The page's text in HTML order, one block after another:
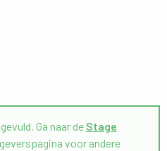
Ga naar de Stage
voor andere